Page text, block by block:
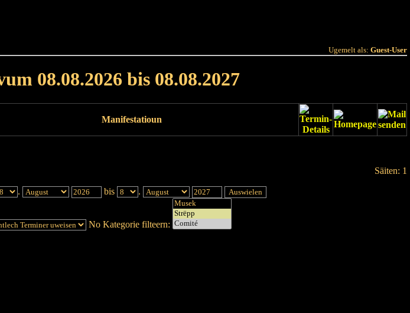
Ugemelt als: Guest-User
08.08.2026 bis 08.08.2027
Manifestatioun
Säiten: 1
. bis .
No Kategorie filteern: